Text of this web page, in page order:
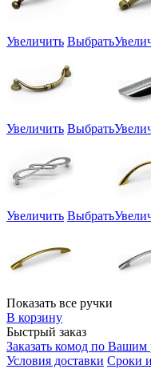
Увеличить Выбрать
Увеличить Выбрать
Увеличить Выбрать
Показать все ручки
В корзину
Быстрый заказ
Заказать комод по Вашим
Условия доставки Сроки